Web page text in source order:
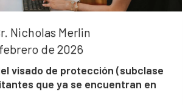
Nicholas Merlin
de 2026
visado de protección (subclase
que ya se encuentran en